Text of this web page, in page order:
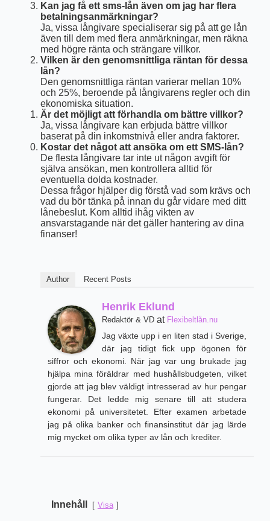
Kan jag få ett sms-lån även om jag har flera
betalningsanmärkningar?
Ja, vissa långivare specialiserar sig på att ge lån
även till dem med flera anmärkningar, men räkna
med högre ränta och strängare villkor.
Vilken är den genomsnittliga räntan för dessa
lån?
Den genomsnittliga räntan varierar mellan 10%
och 25%, beroende på långivarens regler och din
ekonomiska situation.
Är det möjligt att förhandla om bättre villkor?
Ja, vissa långivare kan erbjuda bättre villkor
baserat på din inkomstnivå eller andra faktorer.
Kostar det något att ansöka om ett SMS-lån?
De flesta långivare tar inte ut någon avgift för
själva ansökan, men kontrollera alltid för
eventuella dolda kostnader.
Dessa frågor hjälper dig förstå vad som krävs och
vad du bör tänka på innan du går vidare med ditt
lånebeslut. Kom alltid ihåg vikten av
ansvarstagande när det gäller hantering av dina
finanser!
Author Recent Posts
Henrik Eklund
Redaktör & VDat Flexibeltlån.nu
Jag växte upp i en liten stad i Sverige,
där jag tidigt fick upp ögonen för
siffror och ekonomi. När jag var ung brukade jag
hjälpa mina föräldrar med hushållsbudgeten, vilket
gjorde att jag blev väldigt intresserad av hur pengar
fungerar. Det ledde mig senare till att studera
ekonomi på universitetet. Efter examen arbetade
jag på olika banker och finansinstitut där jag lärde
mig mycket om olika typer av lån och krediter.
Innehåll Visa